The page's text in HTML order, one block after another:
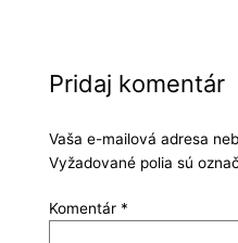
Pridaj komentár
Vaša e-mailová adresa
Vyžadované polia sú
Komentár *